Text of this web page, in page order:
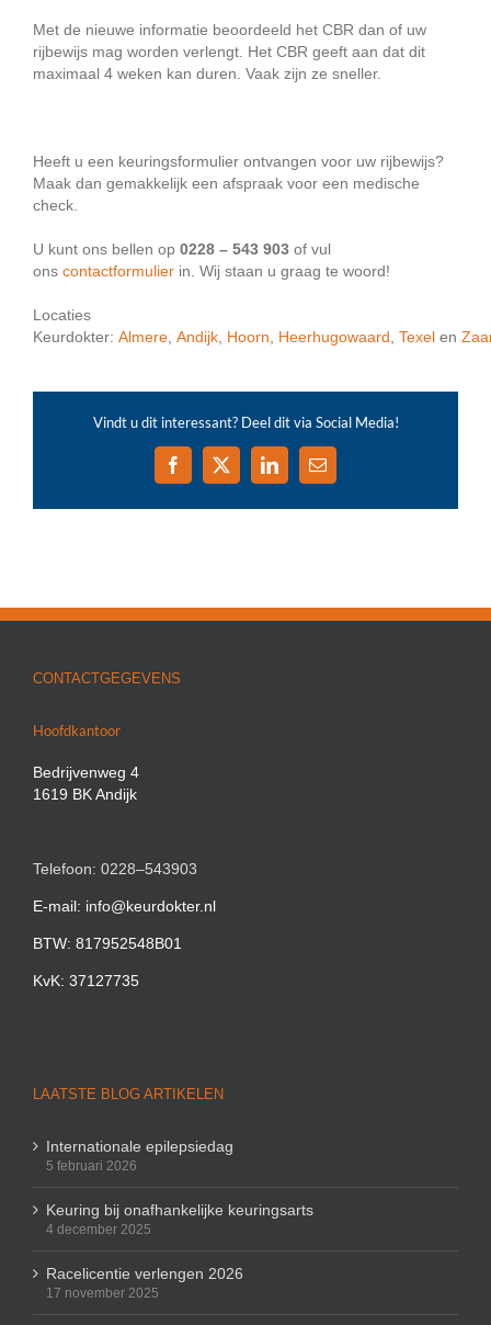
Met de nieuwe informatie beoordeeld het CBR dan of uw
rijbewijs mag worden verlengt. Het CBR geeft aan dat dit
maximaal 4 weken kan duren. Vaak zijn ze sneller.
Heeft u een keuringsformulier ontvangen voor uw rijbewijs?
Maak dan gemakkelijk een afspraak voor een medische
check.
U kunt ons bellen op 0228 – 543 903of vul
ons contactformulierin. Wij staan u graag te woord!
Locaties
Keurdokter: Almere, Andijk, Hoorn Heerhugowaard Texelen
Vindt u dit interessant? Deel dit via Social Media!
Facebook
X LinkedIn
E-
mail
CONTACTGEGEVENS
Hoofdkantoor
Bedrijvenweg 4
1619 BK Andijk
Telefoon: 0228–543903
E-mail: info@keurdokter.nl
BTW: 817952548B01
KvK: 37127735
LAATSTE BLOG ARTIKELEN
Internationale epilepsiedag
5 februari 2026
Keuring bij onafhankelijke keuringsarts
4 december 2025
Racelicentie verlengen 2026
17 november 2025